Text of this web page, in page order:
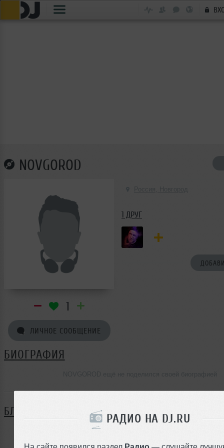
РАДИО НА DJ.RU
На сайте появился раздел Радио — слушайте
NOVGOROD
1
ЛИЧНОЕ СООБЩЕНИЕ
1 ДРУГ
БИОГРАФИЯ
БЛОГ